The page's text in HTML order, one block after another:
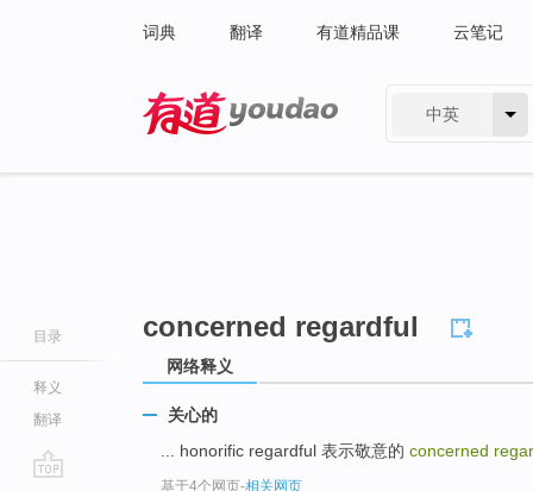
词典 翻译 有道精品课 云笔记
中英
目录
释义
翻译
concerned regardful
网络释义
关心的
... honorific regardful 表示敬意的 concerned
基于4个网页-相关网页